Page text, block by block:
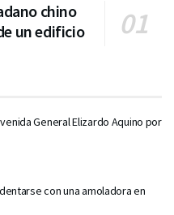
chino
un edificio
General Elizardo Aquino por
con una amoladora en